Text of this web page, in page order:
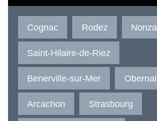
Cognac Rodez Nonza
Saint-Hilaire-de-Riez
Benerville-sur-Mer Obernai
Arcachon Strasbourg